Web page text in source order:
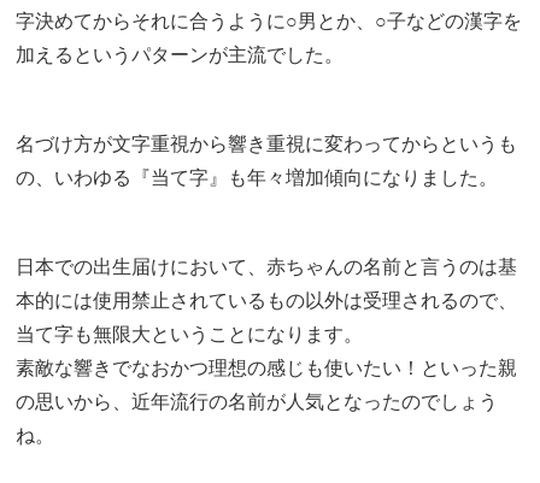
字決めてからそれに合うように○男とか、○子などの漢字を
加えるというパターンが主流でした。
名づけ方が文字重視から響き重視に変わってからというも
の、いわゆる『当て字』も年々増加傾向になりました。
日本での出生届けにおいて、赤ちゃんの名前と言うのは基
本的には使用禁止されているもの以外は受理されるので、
当て字も無限大ということになります。
素敵な響きでなおかつ理想の感じも使いたい！といった親
の思いから、近年流行の名前が人気となったのでしょう
ね。